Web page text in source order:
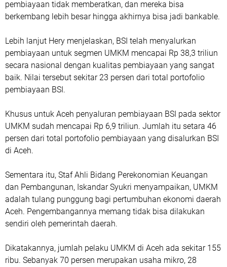
pembiayaan tidak memberatkan, dan mereka bisa
berkembang lebih besar hingga akhirnya bisa jadi bankable.
Lebih lanjut Hery menjelaskan, BSI telah menyalurkan
pembiayaan untuk segmen UMKM mencapai Rp 38,3 triliun
secara nasional dengan kualitas pembiayaan yang sangat
baik. Nilai tersebut sekitar 23 persen dari total portofolio
pembiayaan BSI.
Khusus untuk Aceh penyaluran pembiayaan BSI pada sektor
UMKM sudah mencapai Rp 6,9 triliun. Jumlah itu setara 46
persen dari total portofolio pembiayaan yang disalurkan BSI
di Aceh.
Sementara itu, Staf Ahli Bidang Perekonomian Keuangan
dan Pembangunan, Iskandar Syukri menyampaikan, UMKM
adalah tulang punggung bagi pertumbuhan ekonomi daerah
Aceh. Pengembangannya memang tidak bisa dilakukan
sendiri oleh pemerintah daerah.
Dikatakannya, jumlah pelaku UMKM di Aceh ada sekitar 155
ribu. Sebanyak 70 persen merupakan usaha mikro, 28